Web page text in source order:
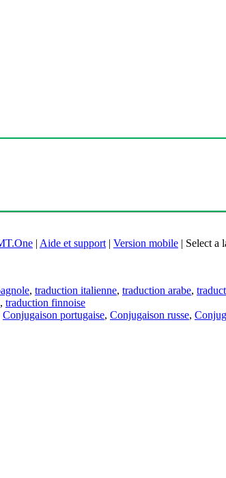
| Aide et support | Version mobile | Select a
, traduction italienne, traduction arabe,
, traduction finnoise
Conjugaison portugaise, Conjugaison russe,